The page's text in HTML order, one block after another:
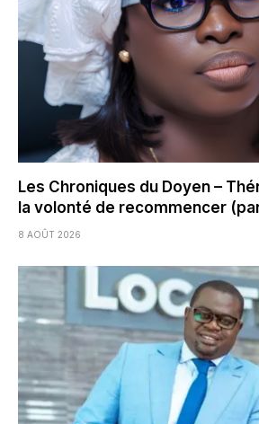
Les Chroniques du Doyen –
la volonté de recommencer
8 AOÛT 2026